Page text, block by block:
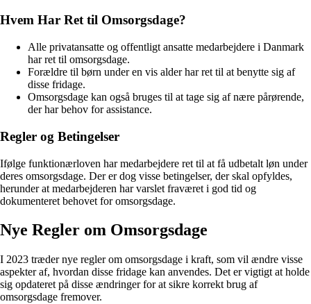
Hvem Har Ret til Omsorgsdage?
Alle privatansatte og offentligt ansatte medarbejdere i Danmark
har ret til omsorgsdage.
Forældre til børn under en vis alder har ret til at benytte sig af
disse fridage.
Omsorgsdage kan også bruges til at tage sig af nære pårørende,
der har behov for assistance.
Regler og Betingelser
Ifølge funktionærloven har medarbejdere ret til at få udbetalt løn under
deres omsorgsdage. Der er dog visse betingelser, der skal opfyldes,
herunder at medarbejderen har varslet fraværet i god tid og
dokumenteret behovet for omsorgsdage.
Nye Regler om Omsorgsdage
I 2023 træder nye regler om omsorgsdage i kraft, som vil ændre visse
aspekter af, hvordan disse fridage kan anvendes. Det er vigtigt at holde
sig opdateret på disse ændringer for at sikre korrekt brug af
omsorgsdage fremover.